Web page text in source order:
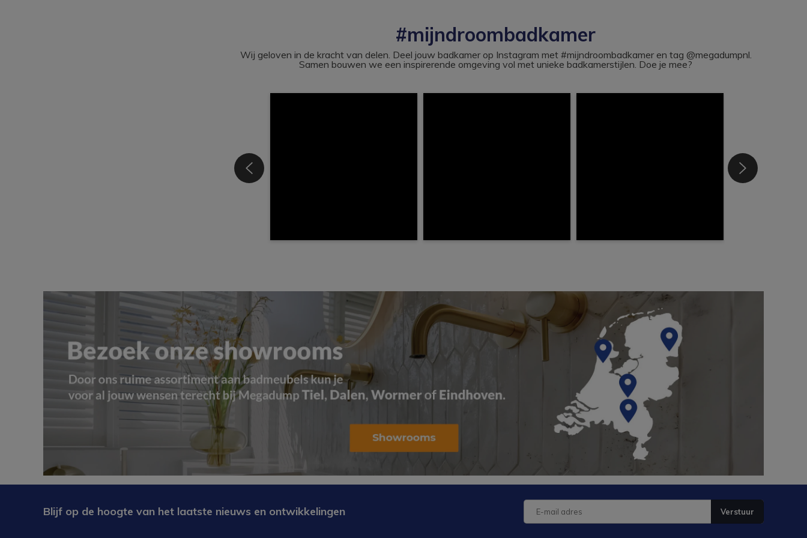
#mijndroombadkamer
Wij geloven in de kracht van delen. Deel jouw badkamer op Instagram met #mijndroombadkamer en tag @megadumpnl.
Samen bouwen we een inspirerende omgeving vol met unieke badkamerstijlen. Doe je mee?
Blijf op de hoogte van het laatste nieuws en ontwikkelingen Verstuur